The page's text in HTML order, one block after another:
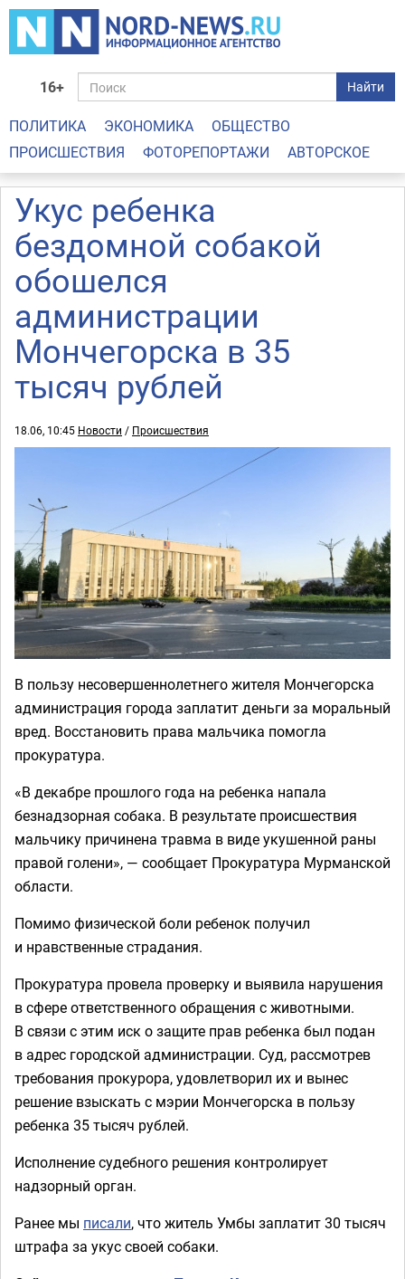
16+ Найти
ПОЛИТИКА ЭКОНОМИКА
ОБЩЕСТВО
ПРОИСШЕСТВИЯ
ФОТОРЕПОРТАЖИ АВТОРСКОЕ
Укус ребенка
бездомной собакой
обошелся
администрации
Мончегорска в 35
тысяч рублей
18.06, 10:45 Новости / Происшествия
В пользу несовершеннолетнего жителя Мончегорска
администрация города заплатит деньги за моральный
вред. Восстановить права мальчика помогла
прокуратура.
«В декабре прошлого года на ребенка напала
безнадзорная собака. В результате происшествия
мальчику причинена травма в виде укушенной раны
правой голени», — сообщает Прокуратура Мурманской
области.
Помимо физической боли ребенок получил
и нравственные страдания.
Прокуратура провела проверку и выявила нарушения
в сфере ответственного обращения с животными.
В связи с этим иск о защите прав ребенка был подан
в адрес городской администрации. Суд, рассмотрев
требования прокурора, удовлетворил их и вынес
решение взыскать с мэрии Мончегорска в пользу
ребенка 35 тысяч рублей.
Исполнение судебного решения контролирует
надзорный орган.
Ранее мы писали, что житель Умбы заплатит 30 тысяч
штрафа за укус своей собаки.